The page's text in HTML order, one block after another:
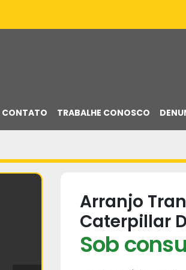
CONTATO TRABALHE CONOSCO
Arranjo
Caterpillar
Sob